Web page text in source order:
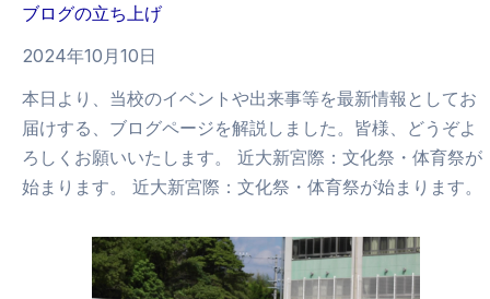
ブログの立ち上げ
2024年10月10日
本日より、当校のイベントや出来事等を最新情報としてお
届けする、ブログページを解説しました。皆様、どうぞよ
ろしくお願いいたします。 近大新宮際：文化祭・体育祭が
始まります。 近大新宮際：文化祭・体育祭が始まります。